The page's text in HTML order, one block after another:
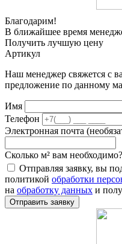
Благодарим!
В ближайшее время
Получить лучшую цену
Артикул
Наш менеджер свяжется с
предложение по данному
Имя
Телефон
Электронная почта
Сколько м² вам необходимо?
Отправляя заявку, вы
политикой обработки
на обработку данных и
Отправить заявку